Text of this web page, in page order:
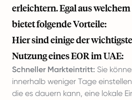
erleichtern. Egal aus
bietet folgende Vorteile:
Hier sind einige der
Nutzung eines EOR im UAE:
Schneller Markteintritt: Sie
innerhalb weniger Tage
die es dauern kann, eine lokale